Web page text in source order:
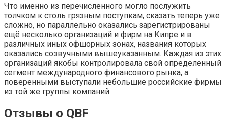
Что именно из перечисленного могло послужить
толчком к столь грязным поступкам, сказать теперь уже
сложно, но параллельно оказались зарегистрированы
ещё несколько организаций и фирм на Кипре и в
различных иных офшорных зонах, названия которых
оказались созвучными вышеуказанным. Каждая из этих
организаций якобы контролировала свой определённый
сегмент международного финансового рынка, а
поверенными выступали небольшие российские фирмы
из той же группы компаний.
Отзывы о QBF